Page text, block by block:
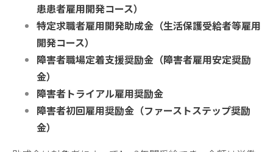
患患者雇用開発コース）
特定求職者雇用開発助成金（生活保護受給者等雇用
開発コース）
障害者職場定着支援奨励金（障害者雇用安定奨励
金）
障害者トライアル雇用奨励金
障害者初回雇用奨励金（ファーストステップ奨励
金）